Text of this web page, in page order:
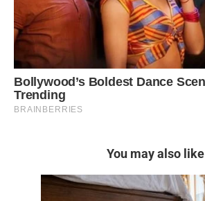
You may also like